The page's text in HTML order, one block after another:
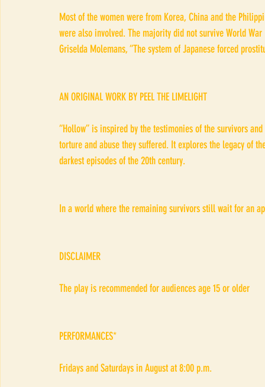
Most of the women were from Korea, China and the
were also involved. The majority did not survive World
Griselda Molemans, “The system of Japanese forced
AN ORIGINAL WORK BY PEEL THE LIMELIGHT
“Hollow” is inspired by the testimonies of the survivors
torture and abuse they suffered. It explores the legacy of
darkest episodes of the 20th century.
In a world where the remaining survivors still wait for an
DISCLAIMER
The play is recommended for audiences age 15 or older
PERFORMANCES*
Fridays and Saturdays in August at 8:00 p.m.